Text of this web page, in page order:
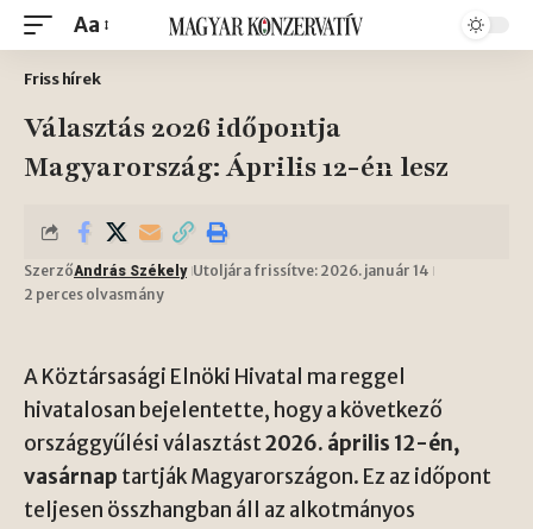
Aa
Friss hírek
Választás 2026 időpontja
Magyarország: Április 12-én lesz
SzerzőAndrás Székely Utoljára frissítve: 2026. január 14
2 perces olvasmány
A Köztársasági Elnöki Hivatal ma reggel
hivatalosan bejelentette, hogy a következő
országgyűlési választást2026. április 12-én,
vasárnap tartják Magyarországon. Ez az időpont
teljesen összhangban áll az alkotmányos